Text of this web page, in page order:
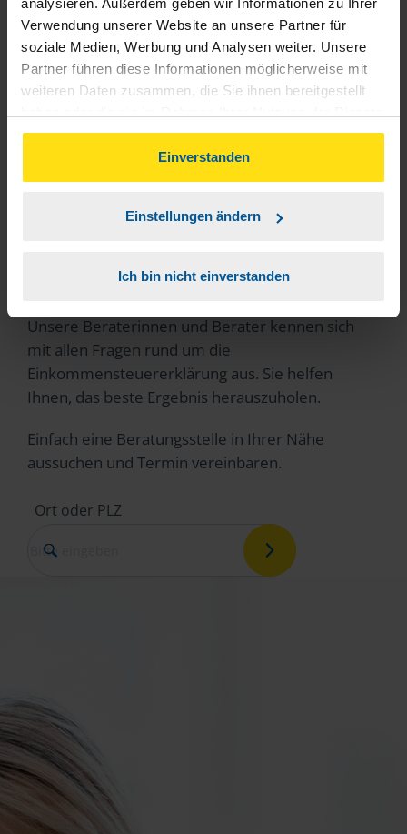
analysieren. Außerdem geben wir Informationen zu Ihrer
Verwendung unserer Website an unsere Partner für
soziale Medien, Werbung und Analysen weiter. Unsere
Partner führen diese Informationen möglicherweise mit
weiteren Daten zusammen, die Sie ihnen bereitgestellt
gesammelt haben. Indem Sie auf Einverstanden klicken,
können Sie der Verwendung von Cookies, gemäß
unserer
Einverstanden
Einstellungen ändern
Ich bin nicht einverstanden
Sie haben Fragen?
Kontaktieren Sie uns
Unsere Beraterinnen und Berater kennen sich
mit allen Fragen rund um die
Einkommensteuererklärung aus. Sie helfen
Ihnen, das beste Ergebnis herauszuholen.
Einfach eine Beratungsstelle in Ihrer Nähe
aussuchen und Termin vereinbaren.
Ort oder PLZ